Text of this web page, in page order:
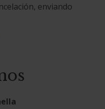
enviando